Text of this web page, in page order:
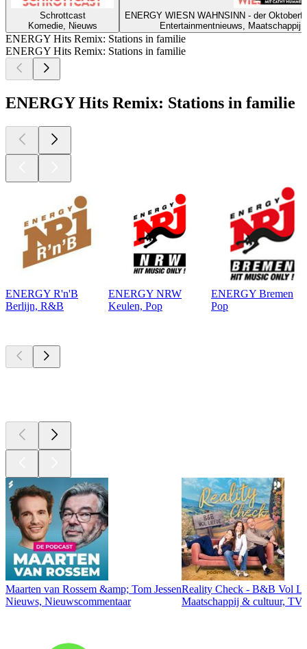
Schrottcast
Komedie, Nieuws
ENERGY WIESN WAHNSINN - der
Entertainmentnieuws, Maatschappij
ENERGY Hits Remix: Stations in familie
ENERGY Hits Remix: Stations in familie
ENERGY Hits Remix: Stations in familie
ENERGY R'n'B
Berlijn, R&B
ENERGY NRW
Keulen, Pop
ENERGY Bremen
Pop
Maarten van Rossem &amp; Tom Jessen
Nieuws, Nieuwscommentaar
Reality Check - B&B Vol
Maatschappij & cultuur,